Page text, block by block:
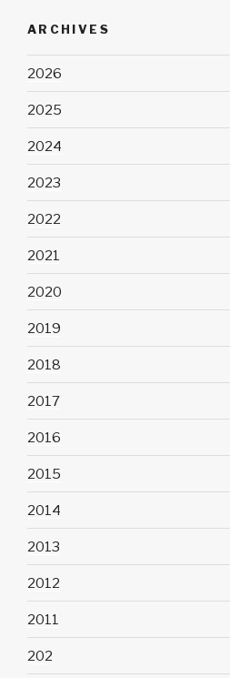
ARCHIVES
2026
2025
2024
2023
2022
2021
2020
2019
2018
2017
2016
2015
2014
2013
2012
2011
202